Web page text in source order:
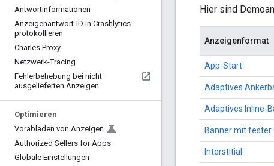
Antwortinformationen
Anzeigenantwort-ID in Crashlytics
protokollieren
Charles Proxy
Netzwerk-Tracing
Fehlerbehebung bei nicht
ausgelieferten Anzeigen
Optimieren
Vorabladen von Anzeigen
Authorized Sellers for Apps
Globale Einstellungen
Hier sind
Anzeigenformat
App-Start
Adaptives
Adaptives Inline-
Banner mit fester
Interstitial